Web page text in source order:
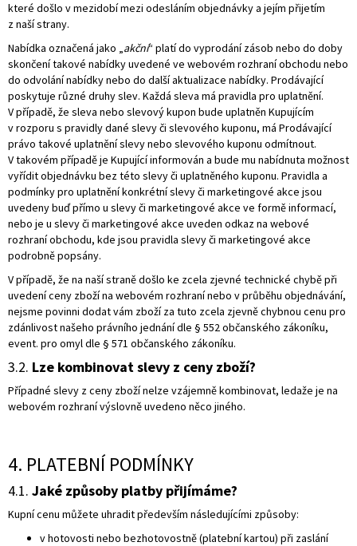
které došlo v mezidobí mezi odesláním objednávky a jejím přijetím
z naší strany.
Nabídka označená jako „akční“ platí do vyprodání zásob nebo do doby
skončení takové nabídky uvedené ve webovém rozhraní obchodu nebo
do odvolání nabídky nebo do další aktualizace nabídky. Prodávající
poskytuje různé druhy slev. Každá sleva má pravidla pro uplatnění.
V případě, že sleva nebo slevový kupon bude uplatněn Kupujícím
v rozporu s pravidly dané slevy či slevového kuponu, má Prodávající
právo takové uplatnění slevy nebo slevového kuponu odmítnout.
V takovém případě je Kupující informován a bude mu nabídnuta možnost
vyřídit objednávku bez této slevy či uplatněného kuponu. Pravidla a
podmínky pro uplatnění konkrétní slevy či marketingové akce jsou
uvedeny buď přímo u slevy či marketingové akce ve formě informací,
nebo je u slevy či marketingové akce uveden odkaz na webové
rozhraní obchodu, kde jsou pravidla slevy či marketingové akce
podrobně popsány.
V případě, že na naší straně došlo ke zcela zjevné technické chybě při
uvedení ceny zboží na webovém rozhraní nebo v průběhu objednávání,
nejsme povinni dodat vám zboží za tuto zcela zjevně chybnou cenu pro
zdánlivost našeho právního jednání dle § 552 občanského zákoníku,
event. pro omyl dle § 571 občanského zákoníku.
3.2. Lze kombinovat slevy z ceny zboží?
Případné slevy z ceny zboží nelze vzájemně kombinovat, ledaže je na
webovém rozhraní výslovně uvedeno něco jiného.
4. PLATEBNÍ PODMÍNKY
4.1. Jaké způsoby platby přijímáme?
Kupní cenu můžete uhradit především následujícími způsoby:
v hotovosti nebo bezhotovostně (platební kartou) při zaslání